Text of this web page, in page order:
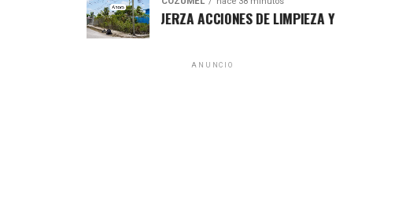
CHACÓN REFUERZA ACCIONES DE LIMPIEZA Y PREVENCIÓN
ANUNCIO